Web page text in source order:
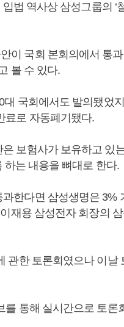
법 역사상 삼성그룹의 ‘
이 국회 본회의에서 통
볼 수 있다.
국회에서도 발의됐었
료로 자동폐기됐다.
보험사가 보유하고 있
하는 내용을 뼈대로 한다.
한다면 삼성생명은 3%
재용 삼성전자 회장의
관한 토론회였으나 이날
통해 실시간으로 토론